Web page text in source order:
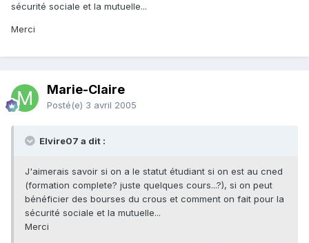
sécurité sociale et la mutuelle...
Merci
Marie-Claire
Posté(e) 3 avril 2005
Elvire07 a dit :
J'aimerais savoir si on a le statut étudiant si on est au cned
(formation complete? juste quelques cours...?), si on peut
bénéficier des bourses du crous et comment on fait pour la
sécurité sociale et la mutuelle...
Merci